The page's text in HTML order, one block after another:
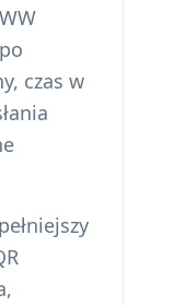
czas w